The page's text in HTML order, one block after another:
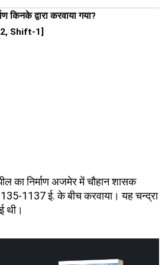
किनके द्वारा करवाया गया?
Shift-1]
का निर्माण अजमेर में चौहान शासक
1137 ई. के बीच करवाया। यह चन्द्रा
थी।